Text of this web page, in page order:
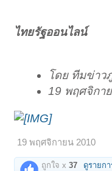
ไทยรัฐออนไลน์
โดย ทีมข่าว
19 พฤศจิกา
19 พฤศจิกายน 2010
ถูกใจ x37 ดูรายกา